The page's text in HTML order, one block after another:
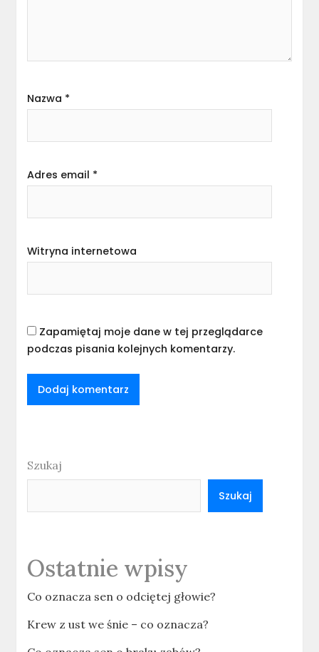
Nazwa *
Adres email *
Witryna internetowa
Zapamiętaj moje dane w tej przeglądarce
podczas pisania kolejnych komentarzy.
Szukaj
Szukaj
Ostatnie wpisy
Co oznacza sen o odciętej głowie?
Krew z ust we śnie – co oznacza?